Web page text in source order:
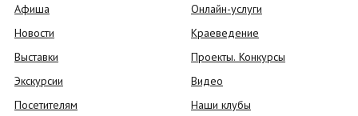
Афиша
Новости
Выставки
Экскурсии
Посетителям
Онлайн-услуги
Краеведение
Проекты. Конкурсы
Видео
Наши клубы